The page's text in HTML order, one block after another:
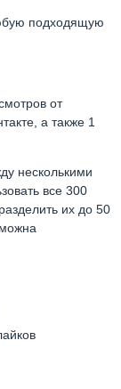
подходящую
от
а также 1
несколькими
все 300
их до 50